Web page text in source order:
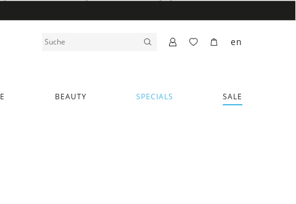
BEAUTY SPECIALS SALE
en